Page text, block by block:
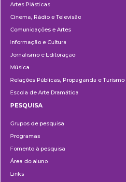
Artes Plásticas
Cinema, Rádio e Televisão
Comunicações e Artes
Informação e Cultura
Jornalismo e Editoração
Música
Relações Públicas, Propaganda e Turismo
Escola de Arte Dramática
PESQUISA
Grupos de pesquisa
Programas
Fomento à pesquisa
Área do aluno
Links